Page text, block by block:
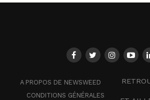
A PROPOS DE NEWSWEED
CONDITIONS GÉNÉRALES